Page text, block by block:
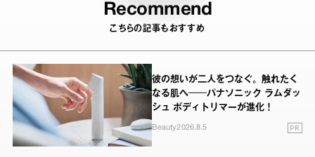
Recommend
こちらの記事もおすすめ
彼の想いが二人をつなぐ。触れたく
なる肌へ──パナソニック ラムダッ
シュ ボディトリマーが進化！
Beauty2026.8.5 PR